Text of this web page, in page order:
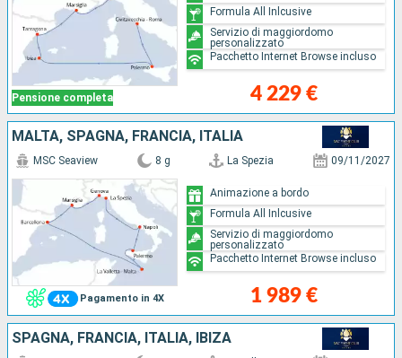
Pensione completa 4 229 €
Formula All Inlcusive
Servizio di maggiordomo
personalizzato
Pacchetto Internet Browse incluso
MALTA, SPAGNA, FRANCIA, ITALIA
Pagamento in 4X
MSC Seaview 8 g La Spezia 09/11/2027
1 989 €
Animazione a bordo
Formula All Inlcusive
Servizio di maggiordomo
personalizzato
Pacchetto Internet Browse incluso
SPAGNA, FRANCIA, ITALIA, IBIZA